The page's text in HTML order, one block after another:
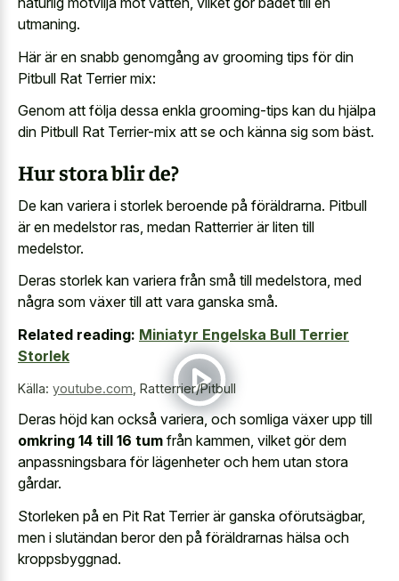
utmaning.
Här är en snabb genomgång av grooming tips för din
Pitbull Rat Terrier mix:
Genom att följa dessa enkla grooming-tips kan du hjälpa
din Pitbull Rat Terrier-mix att se och känna sig som bäst.
Hur stora blir de?
De kan variera i storlek beroende på föräldrarna. Pitbull
är en medelstor ras, medan Ratterrier är liten till
medelstor.
Deras storlek kan variera från små till medelstora, med
några som växer till att vara ganska små.
Related reading: Miniatyr Engelska Bull Terrier
Storlek
Källa: youtube.com Ratterrier/Pitbull
Deras höjd kan också variera, och somliga växer upp till
omkring 14 till 16 tum från kammen, vilket gör dem
anpassningsbara för lägenheter och hem utan stora
gårdar.
Storleken på en Pit Rat Terrier är ganska oförutsägbar,
men i slutändan beror den på föräldrarnas hälsa och
kroppsbyggnad.